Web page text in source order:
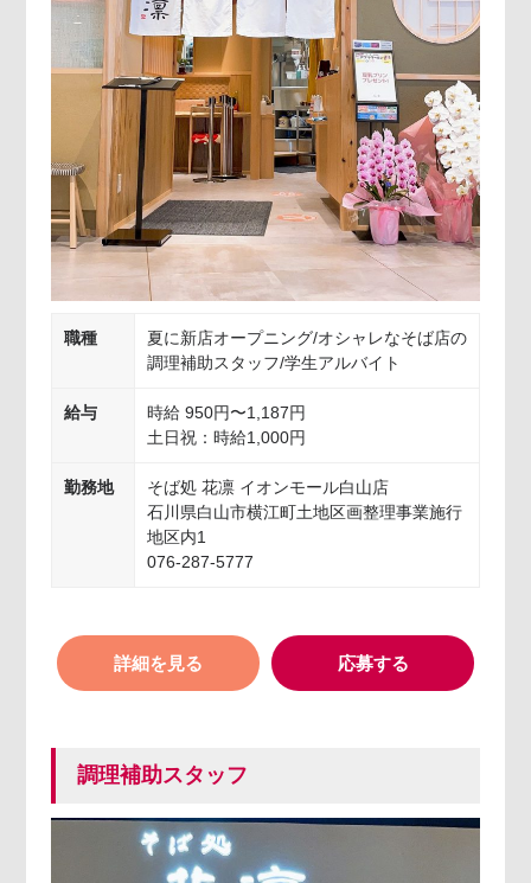
職種
夏に新店オープニング/オシャレなそば店の
調理補助スタッフ/学生アルバイト
給与
時給 950円〜1,187円
土日祝：時給1,000円
勤務地
そば処 花凛 イオンモール白山店
石川県白山市横江町土地区画整理事業施行
地区内1
076-287-5777
詳細を見る 応募する
調理補助スタッフ